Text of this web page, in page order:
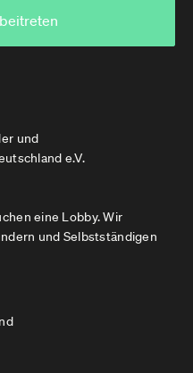
und
e.V.
eine Lobby. Wir
und Selbstständigen